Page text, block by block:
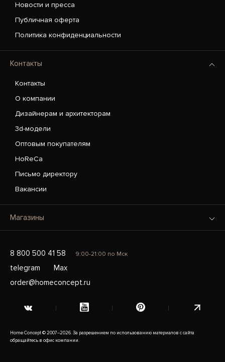
Новости и пресса
Публичная оферта
Политика конфиденциальности
Контакты
Контакты
О компании
Дизайнерам и архитекторам
3d-модели
Оптовым покупателям
HoReCa
Письмо директору
Вакансии
Магазины
8 800 500 41 58 9:00-21:00 по Мск
telegram
Max
order@homeconcept.ru
Home Concept © 2007–2026. За разрешением по использованию материалов с сайта
обращайтесь в офис компании.